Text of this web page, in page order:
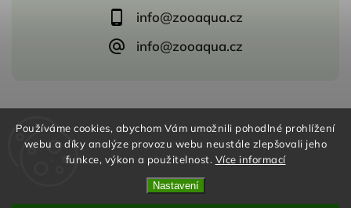
Používáme cookies, abychom Vám umožnili pohodlné prohlížení
webu a díky analýze provozu webu neustále zlepšovali jeho
funkce, výkon a použitelnost. Více informací
Nastavení
info@zooaqua.cz
info@zooaqua.cz
VytvořilShoptet | DesignShoptak.cz